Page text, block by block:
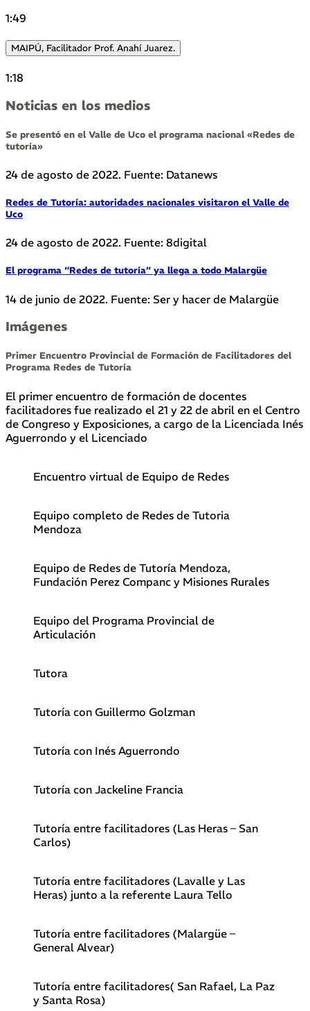
1:49
MAIPÚ, Facilitador Prof. Anahí Juarez.
1:18
Noticias en los medios
Se presentó en el Valle de Uco el programa nacional «Redes de
tutoría»
24 de agosto de 2022. Fuente: Datanews
Redes de Tutoría: autoridades nacionales visitaron el Valle de
Uco
24 de agosto de 2022. Fuente: 8digital
El programa “Redes de tutoría” ya llega a todo Malargüe
14 de junio de 2022. Fuente: Ser y hacer de Malargüe
Imágenes
Primer Encuentro Provincial de Formación de Facilitadores del
Programa Redes de Tutoría
El primer encuentro de formación de docentes
facilitadores fue realizado el 21 y 22 de abril en el Centro
de Congreso y Exposiciones, a cargo de la Licenciada Inés
Aguerrondo y el Licenciado
Encuentro virtual de Equipo de Redes
Equipo completo de Redes de Tutoria
Mendoza
Equipo de Redes de Tutoría Mendoza,
Fundación Perez Companc y Misiones Rurales
Equipo del Programa Provincial de
Articulación
Tutora
Tutoría con Guillermo Golzman
Tutoría con Inés Aguerrondo
Tutoría con Jackeline Francia
Tutoría entre facilitadores (Las Heras – San
Carlos)
Tutoría entre facilitadores (Lavalle y Las
Heras) junto a la referente Laura Tello
Tutoría entre facilitadores (Malargüe –
General Alvear)
Tutoría entre facilitadores( San Rafael, La Paz
y Santa Rosa)